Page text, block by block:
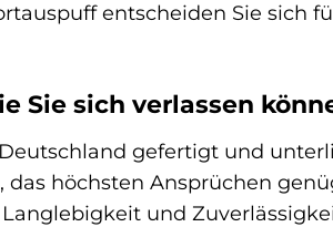
entscheiden Sie sich
Sie sich verlassen
gefertigt und
höchsten Ansprüchen
und